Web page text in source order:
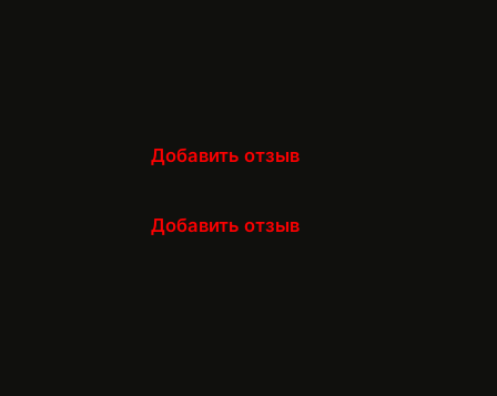
Добавить отзыв
Добавить отзыв